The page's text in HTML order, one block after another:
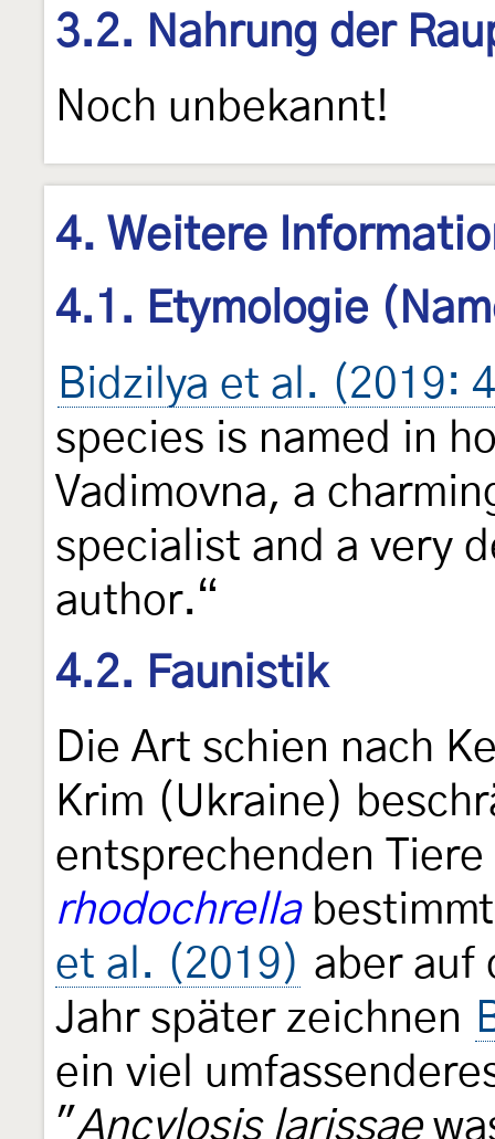
3.2. Nahrung der
Noch unbekannt!
4. Weitere
4.1. Etymologie
Bidzilya et al. (2019:
species is named in
Vadimovna, a
specialist and a very
author.“
4.2. Faunistik
Die Art schien nach
Krim (Ukraine)
entsprechenden
rhodochrella
et al. (2019) aber auf
Jahr später zeichnen
ein viel
"Ancylosis larissae